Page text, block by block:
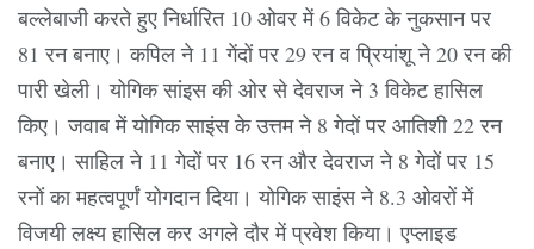
बल्लेबाजी करते हुए निर्धारित 10 ओवर में 6 विकेट के नुकसान पर
81 रन बनाए। कपिल ने 11 गेंदों पर 29 रन व प्रियांशू ने 20 रन की
पारी खेली। योगिक सांइस की ओर से देवराज ने 3 विकेट हासिल
किए। जवाब में योगिक साइंस के उत्तम ने 8 गेदों पर आतिशी 22 रन
बनाए। साहिल ने 11 गेदों पर 16 रन और देवराज ने 8 गेदों पर 15
रनों का महत्वपूर्णं योगदान दिया। योगिक साइंस ने 8.3 ओवरों में
विजयी लक्ष्य हासिल कर अगले दौर में प्रवेश किया। एप्लाइड